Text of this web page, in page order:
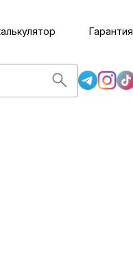
Гарантия